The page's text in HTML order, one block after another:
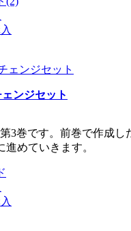
ンジセット
3巻です。前巻で作成
めていきます。